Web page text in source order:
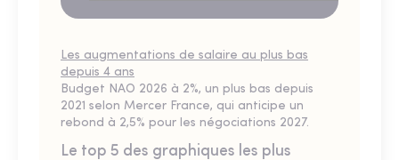
Les augmentations de salaire au plus bas
depuis 4 ans
Budget NAO 2026 à 2%, un plus bas depuis
2021 selon Mercer France, qui anticipe un
rebond à 2,5% pour les négociations 2027.
Le top 5 des graphiques les plus